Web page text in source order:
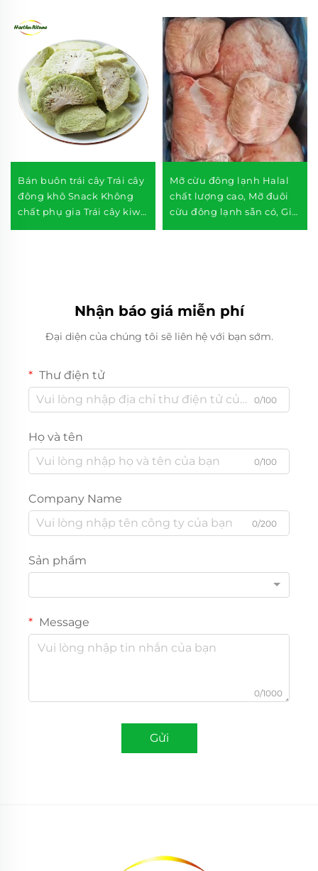
Bán buôn trái cây Trái cây
đông khô Snack Không
chất phụ gia Trái cây kiwi
Mỡ cừu đông lạnh Halal
chất lượng cao, Mỡ đuôi
cừu đông lạnh sẵn có, Giá
Nhận báo giá miễn phí
Đại diện của chúng tôi sẽ liên hệ với bạn sớm.
Thư điện tử
0/100
Họ và tên
0/100
Company Name
0/200
Sản phẩm
Message
0/1000
Gửi